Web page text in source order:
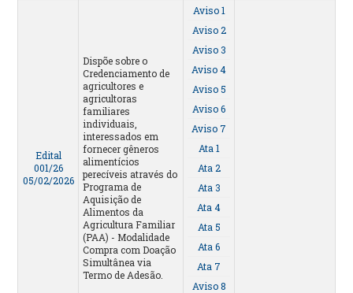
Edital
001/26
05/02/2026
Dispõe sobre o
Credenciamento de
agricultores e
agricultoras
familiares
individuais,
interessados em
fornecer gêneros
alimentícios
perecíveis através do
Programa de
Aquisição de
Alimentos da
Agricultura Familiar
(PAA) - Modalidade
Compra com Doação
Simultânea via
Termo de Adesão.
Aviso 1
Aviso 2
Aviso 3
Aviso 4
Aviso 5
Aviso 6
Aviso 7
Ata 1
Ata 2
Ata 3
Ata 4
Ata 5
Ata 6
Ata 7
Aviso 8